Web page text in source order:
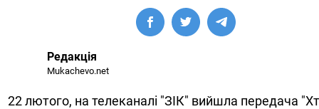
Редакція
Mukachevo.net
22 лютого, на телеканалі "ЗІК" вийшла передача